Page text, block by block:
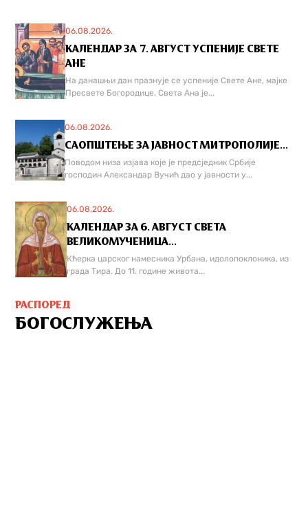
06.08.2026.
КАЛЕНДАР ЗА 7. АВГУСТ УСПЕНИЈЕ СВЕТЕ
АНЕ
На данашњи дан празнује се успеније Свете Ане, мајке
Пресвете Богородице. Света Ана је...
06.08.2026.
САОПШТЕЊЕ ЗА ЈАВНОСТ МИТРОПОЛИЈЕ...
Поводом низа изјава које је предсједник Србије
господин Александар Вучић дао у јавности у...
06.08.2026.
КАЛЕНДАР ЗА 6. АВГУСТ СВЕТА
ВЕЛИКОМУЧЕНИЦА...
Кћерка царског намесника Урбана, идолопоклоника, из
града Тира. До 11. године живота...
РАСПОРЕД
БОГОСЛУЖЕЊА